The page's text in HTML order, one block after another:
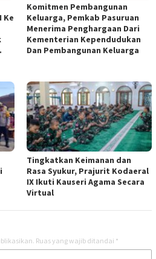
Ke
Komitmen Pembangunan
Keluarga, Pemkab Pasuruan
Menerima Penghargaan Dari
Kementerian Kependudukan
Dan Pembangunan Keluarga
Tingkatkan Keimanan dan
Rasa Syukur, Prajurit Kodaeral
IX Ikuti Kauseri Agama Secara
Virtual
Ruas yang wajib ditandai *